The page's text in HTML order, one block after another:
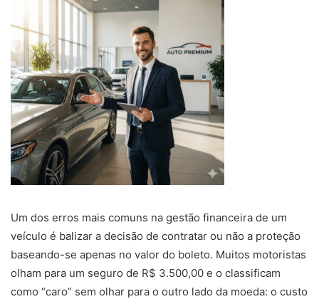
Um dos erros mais comuns na gestão financeira de um
veículo é balizar a decisão de contratar ou não a proteção
baseando-se apenas no valor do boleto. Muitos motoristas
olham para um seguro de R$ 3.500,00 e o classificam
como “caro” sem olhar para o outro lado da moeda: o custo